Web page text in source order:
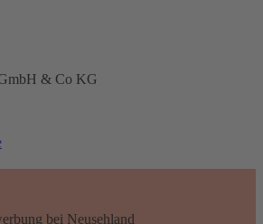
& Co KG
bei Neusehland